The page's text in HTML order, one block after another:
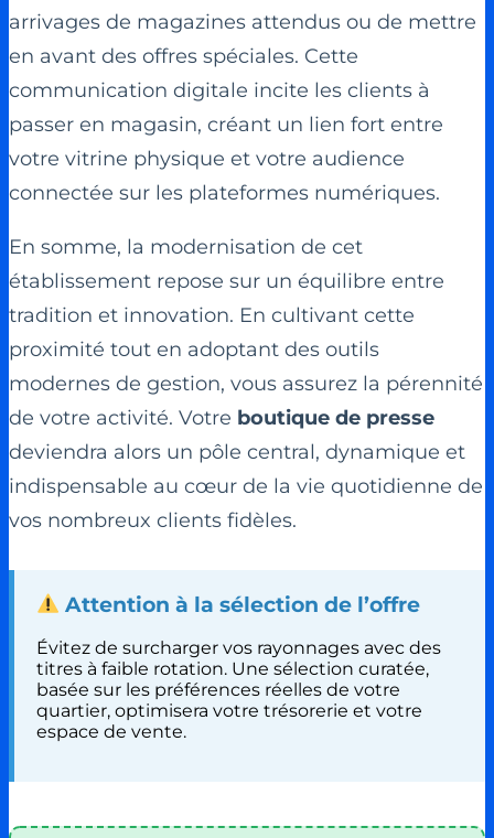
arrivages de magazines attendus ou de mettre
en avant des offres spéciales. Cette
communication digitale incite les clients à
passer en magasin, créant un lien fort entre
votre vitrine physique et votre audience
connectée sur les plateformes numériques.
En somme, la modernisation de cet
établissement repose sur un équilibre entre
tradition et innovation. En cultivant cette
proximité tout en adoptant des outils
modernes de gestion, vous assurez la pérennité
de votre activité. Votre boutique de presse
deviendra alors un pôle central, dynamique et
indispensable au cœur de la vie quotidienne de
vos nombreux clients fidèles.
Attention à la sélection de l’offre
Évitez de surcharger vos rayonnages avec des
titres à faible rotation. Une sélection curatée,
basée sur les préférences réelles de votre
quartier, optimisera votre trésorerie et votre
espace de vente.